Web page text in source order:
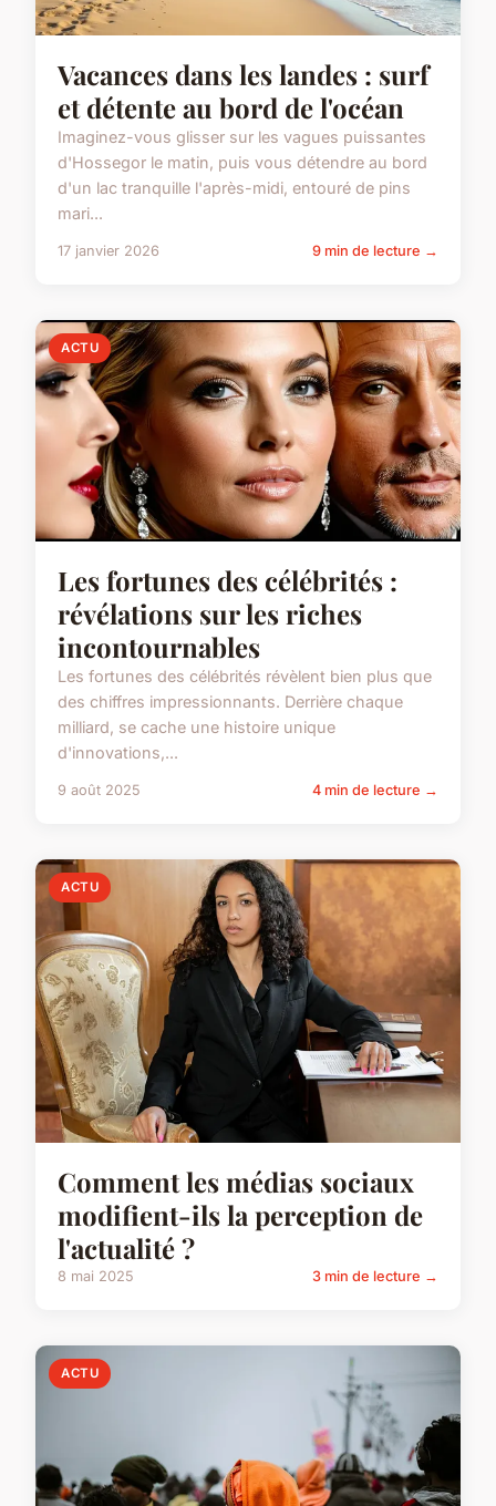
Vacances dans les landes : surf
et détente au bord de l'océan
Imaginez-vous glisser sur les vagues puissantes
d'Hossegor le matin, puis vous détendre au bord
d'un lac tranquille l'après-midi, entouré de pins
mari...
17 janvier 2026 9 min de lecture →
ACTU
Les fortunes des célébrités :
révélations sur les riches
incontournables
Les fortunes des célébrités révèlent bien plus que
des chiffres impressionnants. Derrière chaque
milliard, se cache une histoire unique
d'innovations,...
9 août 2025 4 min de lecture →
ACTU
Comment les médias sociaux
modifient-ils la perception de
l'actualité ?
8 mai 2025 3 min de lecture →
ACTU